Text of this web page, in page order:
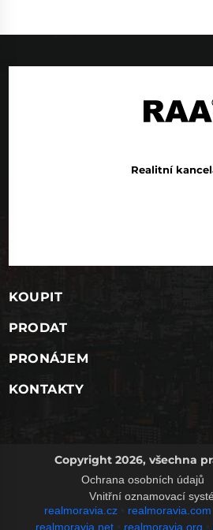
Realitní
KOUPIT
PRODAT
PRONÁJEM
KONTAKTY
Copyright 2026, všechna
Ochrana osobních údajů
Vnitřní oznamovací
realmoravia.cz • realmoravia.com
realmoravia.net• realmoravia.org •